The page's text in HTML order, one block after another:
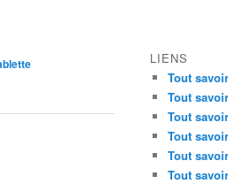
LIENS
Tout
Tout
Tout
Tout
Tout
Tout